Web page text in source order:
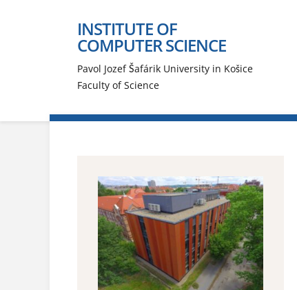
INSTITUTE OF
COMPUTER SCIENCE
Pavol Jozef Šafárik University in Košice
Faculty of Science